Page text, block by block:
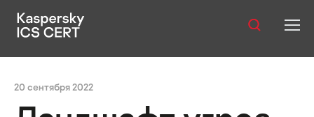
Услуги
20 сентября 2022